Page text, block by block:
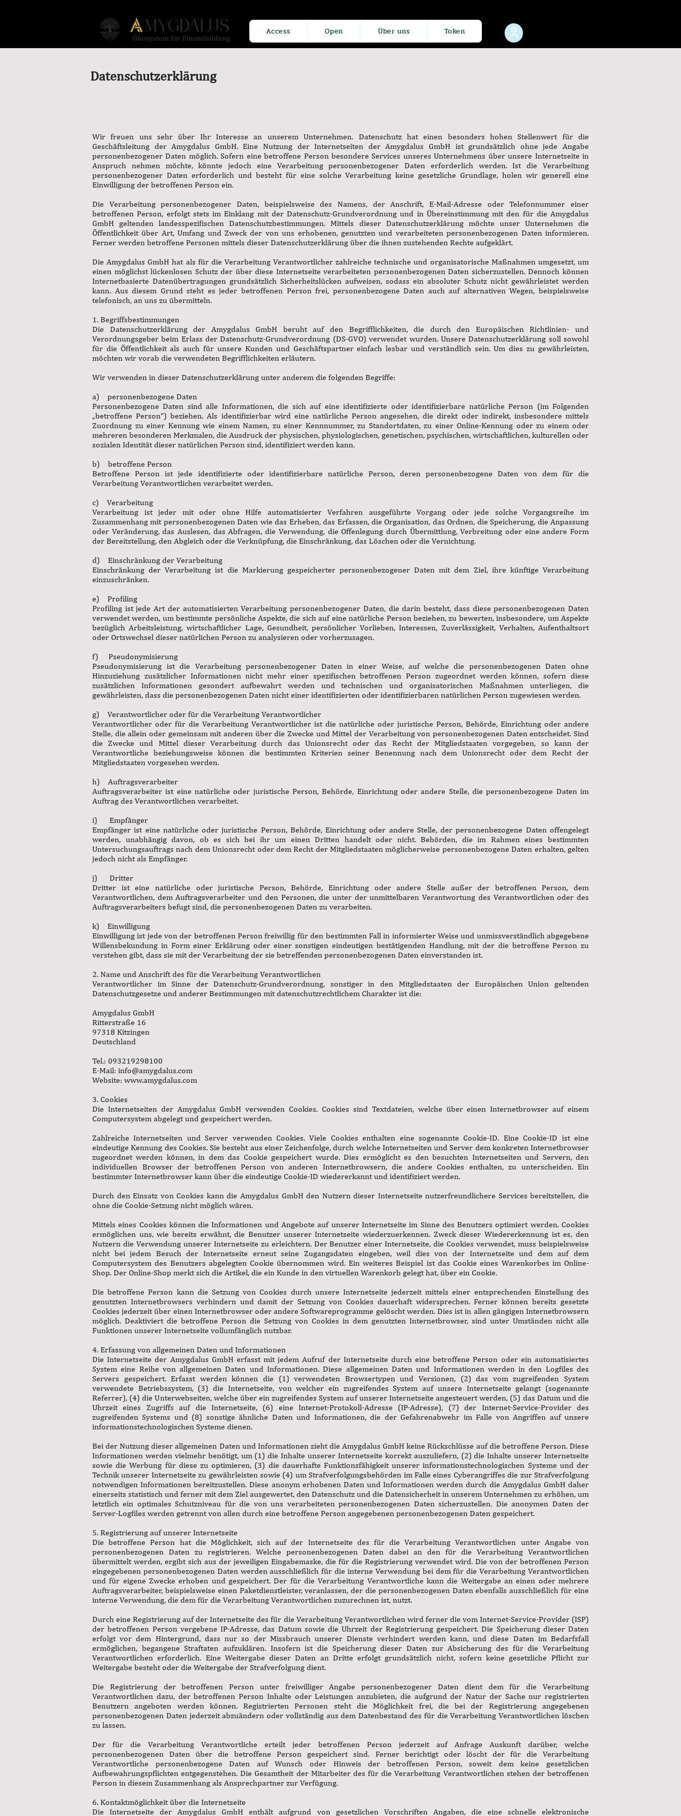
Access Open Über uns Token
Datenschutzerklärung
Wir freuen uns sehr über Ihr Interesse an unserem Unternehmen. Datenschutz hat einen besonders hohen Stellenwert für die
Geschäftsleitung der Amygdalus GmbH. Eine Nutzung der Internetseiten der Amygdalus GmbH ist grundsätzlich ohne jede Angabe
personenbezogener Daten möglich. Sofern eine betroffene Person besondere Services unseres Unternehmens über unsere Internetseite in
Anspruch nehmen möchte, könnte jedoch eine Verarbeitung personenbezogener Daten erforderlich werden. Ist die Verarbeitung
personenbezogener Daten erforderlich und besteht für eine solche Verarbeitung keine gesetzliche Grundlage, holen wir generell eine
Einwilligung der betroffenen Person ein.
Die Verarbeitung personenbezogener Daten, beispielsweise des Namens, der Anschrift, E-Mail-Adresse oder Telefonnummer einer
betroffenen Person, erfolgt stets im Einklang mit der Datenschutz-Grundverordnung und in Übereinstimmung mit den für die Amygdalus
GmbH geltenden landesspezifischen Datenschutzbestimmungen. Mittels dieser Datenschutzerklärung möchte unser Unternehmen die
Öffentlichkeit über Art, Umfang und Zweck der von uns erhobenen, genutzten und verarbeiteten personenbezogenen Daten informieren.
Ferner werden betroffene Personen mittels dieser Datenschutzerklärung über die ihnen zustehenden Rechte aufgeklärt.
Die Amygdalus GmbH hat als für die Verarbeitung Verantwortlicher zahlreiche technische und organisatorische Maßnahmen umgesetzt, um
einen möglichst lückenlosen Schutz der über diese Internetseite verarbeiteten personenbezogenen Daten sicherzustellen. Dennoch können
Internetbasierte Datenübertragungen grundsätzlich Sicherheitslücken aufweisen, sodass ein absoluter Schutz nicht gewährleistet werden
kann. Aus diesem Grund steht es jeder betroffenen Person frei, personenbezogene Daten auch auf alternativen Wegen, beispielsweise
telefonisch, an uns zu übermitteln.
1. Begriffsbestimmungen
Die Datenschutzerklärung der Amygdalus GmbH beruht auf den Begrifflichkeiten, die durch den Europäischen Richtlinien- und
Verordnungsgeber beim Erlass der Datenschutz-Grundverordnung (DS-GVO) verwendet wurden. Unsere Datenschutzerklärung soll sowohl
für die Öffentlichkeit als auch für unsere Kunden und Geschäftspartner einfach lesbar und verständlich sein. Um dies zu gewährleisten,
möchten wir vorab die verwendeten Begrifflichkeiten erläutern.
Wir verwenden in dieser Datenschutzerklärung unter anderem die folgenden Begriffe:
a) personenbezogene Daten
Personenbezogene Daten sind alle Informationen, die sich auf eine identifizierte oder identifizierbare natürliche Person (im Folgenden
„betroffene Person“) beziehen. Als identifizierbar wird eine natürliche Person angesehen, die direkt oder indirekt, insbesondere mittels
Zuordnung zu einer Kennung wie einem Namen, zu einer Kennnummer, zu Standortdaten, zu einer Online-Kennung oder zu einem oder
mehreren besonderen Merkmalen, die Ausdruck der physischen, physiologischen, genetischen, psychischen, wirtschaftlichen, kulturellen oder
sozialen Identität dieser natürlichen Person sind, identifiziert werden kann.
b) betroffene Person
Betroffene Person ist jede identifizierte oder identifizierbare natürliche Person, deren personenbezogene Daten von dem für die
Verarbeitung Verantwortlichen verarbeitet werden.
c) Verarbeitung
Verarbeitung ist jeder mit oder ohne Hilfe automatisierter Verfahren ausgeführte Vorgang oder jede solche Vorgangsreihe im
Zusammenhang mit personenbezogenen Daten wie das Erheben, das Erfassen, die Organisation, das Ordnen, die Speicherung, die Anpassung
oder Veränderung, das Auslesen, das Abfragen, die Verwendung, die Offenlegung durch Übermittlung, Verbreitung oder eine andere Form
der Bereitstellung, den Abgleich oder die Verknüpfung, die Einschränkung, das Löschen oder die Vernichtung.
d) Einschränkung der Verarbeitung
Einschränkung der Verarbeitung ist die Markierung gespeicherter personenbezogener Daten mit dem Ziel, ihre künftige Verarbeitung
einzuschränken.
e) Profiling
Profiling ist jede Art der automatisierten Verarbeitung personenbezogener Daten, die darin besteht, dass diese personenbezogenen Daten
verwendet werden, um bestimmte persönliche Aspekte, die sich auf eine natürliche Person beziehen, zu bewerten, insbesondere, um Aspekte
bezüglich Arbeitsleistung, wirtschaftlicher Lage, Gesundheit, persönlicher Vorlieben, Interessen, Zuverlässigkeit, Verhalten, Aufenthaltsort
oder Ortswechsel dieser natürlichen Person zu analysieren oder vorherzusagen.
f) Pseudonymisierung
Pseudonymisierung ist die Verarbeitung personenbezogener Daten in einer Weise, auf welche die personenbezogenen Daten ohne
Hinzuziehung zusätzlicher Informationen nicht mehr einer spezifischen betroffenen Person zugeordnet werden können, sofern diese
zusätzlichen Informationen gesondert aufbewahrt werden und technischen und organisatorischen Maßnahmen unterliegen, die
gewährleisten, dass die personenbezogenen Daten nicht einer identifizierten oder identifizierbaren natürlichen Person zugewiesen werden.
g) Verantwortlicher oder für die Verarbeitung Verantwortlicher
Verantwortlicher oder für die Verarbeitung Verantwortlicher ist die natürliche oder juristische Person, Behörde, Einrichtung oder andere
Stelle, die allein oder gemeinsam mit anderen über die Zwecke und Mittel der Verarbeitung von personenbezogenen Daten entscheidet. Sind
die Zwecke und Mittel dieser Verarbeitung durch das Unionsrecht oder das Recht der Mitgliedstaaten vorgegeben, so kann der
Verantwortliche beziehungsweise können die bestimmten Kriterien seiner Benennung nach dem Unionsrecht oder dem Recht der
Mitgliedstaaten vorgesehen werden.
h) Auftragsverarbeiter
Auftragsverarbeiter ist eine natürliche oder juristische Person, Behörde, Einrichtung oder andere Stelle, die personenbezogene Daten im
Auftrag des Verantwortlichen verarbeitet.
i) Empfänger
Empfänger ist eine natürliche oder juristische Person, Behörde, Einrichtung oder andere Stelle, der personenbezogene Daten offengelegt
werden, unabhängig davon, ob es sich bei ihr um einen Dritten handelt oder nicht. Behörden, die im Rahmen eines bestimmten
Untersuchungsauftrags nach dem Unionsrecht oder dem Recht der Mitgliedstaaten möglicherweise personenbezogene Daten erhalten, gelten
jedoch nicht als Empfänger.
j) Dritter
Dritter ist eine natürliche oder juristische Person, Behörde, Einrichtung oder andere Stelle außer der betroffenen Person, dem
Verantwortlichen, dem Auftragsverarbeiter und den Personen, die unter der unmittelbaren Verantwortung des Verantwortlichen oder des
Auftragsverarbeiters befugt sind, die personenbezogenen Daten zu verarbeiten.
k) Einwilligung
Einwilligung ist jede von der betroffenen Person freiwillig für den bestimmten Fall in informierter Weise und unmissverständlich abgegebene
Willensbekundung in Form einer Erklärung oder einer sonstigen eindeutigen bestätigenden Handlung, mit der die betroffene Person zu
verstehen gibt, dass sie mit der Verarbeitung der sie betreffenden personenbezogenen Daten einverstanden ist.
2. Name und Anschrift des für die Verarbeitung Verantwortlichen
Verantwortlicher im Sinne der Datenschutz-Grundverordnung, sonstiger in den Mitgliedstaaten der Europäischen Union geltenden
Datenschutzgesetze und anderer Bestimmungen mit datenschutzrechtlichem Charakter ist die:
Amygdalus GmbH
Ritterstraße 16
97318 Kitzingen
Deutschland
Tel.: 093219298100
E-Mail: info@amygdalus.com
Website: www.amygdalus.com
3. Cookies
Die Internetseiten der Amygdalus GmbH verwenden Cookies. Cookies sind Textdateien, welche über einen Internetbrowser auf einem
Computersystem abgelegt und gespeichert werden.
Zahlreiche Internetseiten und Server verwenden Cookies. Viele Cookies enthalten eine sogenannte Cookie-ID. Eine Cookie-ID ist eine
eindeutige Kennung des Cookies. Sie besteht aus einer Zeichenfolge, durch welche Internetseiten und Server dem konkreten Internetbrowser
zugeordnet werden können, in dem das Cookie gespeichert wurde. Dies ermöglicht es den besuchten Internetseiten und Servern, den
individuellen Browser der betroffenen Person von anderen Internetbrowsern, die andere Cookies enthalten, zu unterscheiden. Ein
bestimmter Internetbrowser kann über die eindeutige Cookie-ID wiedererkannt und identifiziert werden.
Durch den Einsatz von Cookies kann die Amygdalus GmbH den Nutzern dieser Internetseite nutzerfreundlichere Services bereitstellen, die
ohne die Cookie-Setzung nicht möglich wären.
Mittels eines Cookies können die Informationen und Angebote auf unserer Internetseite im Sinne des Benutzers optimiert werden. Cookies
ermöglichen uns, wie bereits erwähnt, die Benutzer unserer Internetseite wiederzuerkennen. Zweck dieser Wiedererkennung ist es, den
Nutzern die Verwendung unserer Internetseite zu erleichtern. Der Benutzer einer Internetseite, die Cookies verwendet, muss beispielsweise
nicht bei jedem Besuch der Internetseite erneut seine Zugangsdaten eingeben, weil dies von der Internetseite und dem auf dem
Computersystem des Benutzers abgelegten Cookie übernommen wird. Ein weiteres Beispiel ist das Cookie eines Warenkorbes im Online-
Shop. Der Online-Shop merkt sich die Artikel, die ein Kunde in den virtuellen Warenkorb gelegt hat, über ein Cookie.
Die betroffene Person kann die Setzung von Cookies durch unsere Internetseite jederzeit mittels einer entsprechenden Einstellung des
genutzten Internetbrowsers verhindern und damit der Setzung von Cookies dauerhaft widersprechen. Ferner können bereits gesetzte
Cookies jederzeit über einen Internetbrowser oder andere Softwareprogramme gelöscht werden. Dies ist in allen gängigen Internetbrowsern
möglich. Deaktiviert die betroffene Person die Setzung von Cookies in dem genutzten Internetbrowser, sind unter Umständen nicht alle
Funktionen unserer Internetseite vollumfänglich nutzbar.
4. Erfassung von allgemeinen Daten und Informationen
Die Internetseite der Amygdalus GmbH erfasst mit jedem Aufruf der Internetseite durch eine betroffene Person oder ein automatisiertes
System eine Reihe von allgemeinen Daten und Informationen. Diese allgemeinen Daten und Informationen werden in den Logfiles des
Servers gespeichert. Erfasst werden können die (1) verwendeten Browsertypen und Versionen, (2) das vom zugreifenden System
verwendete Betriebssystem, (3) die Internetseite, von welcher ein zugreifendes System auf unsere Internetseite gelangt (sogenannte
Referrer), (4) die Unterwebseiten, welche über ein zugreifendes System auf unserer Internetseite angesteuert werden, (5) das Datum und die
Uhrzeit eines Zugriffs auf die Internetseite, (6) eine Internet-Protokoll-Adresse (IP-Adresse), (7) der Internet-Service-Provider des
zugreifenden Systems und (8) sonstige ähnliche Daten und Informationen, die der Gefahrenabwehr im Falle von Angriffen auf unsere
informationstechnologischen Systeme dienen.
Bei der Nutzung dieser allgemeinen Daten und Informationen zieht die Amygdalus GmbH keine Rückschlüsse auf die betroffene Person. Diese
Informationen werden vielmehr benötigt, um (1) die Inhalte unserer Internetseite korrekt auszuliefern, (2) die Inhalte unserer Internetseite
sowie die Werbung für diese zu optimieren, (3) die dauerhafte Funktionsfähigkeit unserer informationstechnologischen Systeme und der
Technik unserer Internetseite zu gewährleisten sowie (4) um Strafverfolgungsbehörden im Falle eines Cyberangriffes die zur Strafverfolgung
notwendigen Informationen bereitzustellen. Diese anonym erhobenen Daten und Informationen werden durch die Amygdalus GmbH daher
einerseits statistisch und ferner mit dem Ziel ausgewertet, den Datenschutz und die Datensicherheit in unserem Unternehmen zu erhöhen, um
letztlich ein optimales Schutzniveau für die von uns verarbeiteten personenbezogenen Daten sicherzustellen. Die anonymen Daten der
Server-Logfiles werden getrennt von allen durch eine betroffene Person angegebenen personenbezogenen Daten gespeichert.
5. Registrierung auf unserer Internetseite
Die betroffene Person hat die Möglichkeit, sich auf der Internetseite des für die Verarbeitung Verantwortlichen unter Angabe von
personenbezogenen Daten zu registrieren. Welche personenbezogenen Daten dabei an den für die Verarbeitung Verantwortlichen
übermittelt werden, ergibt sich aus der jeweiligen Eingabemaske, die für die Registrierung verwendet wird. Die von der betroffenen Person
eingegebenen personenbezogenen Daten werden ausschließlich für die interne Verwendung bei dem für die Verarbeitung Verantwortlichen
und für eigene Zwecke erhoben und gespeichert. Der für die Verarbeitung Verantwortliche kann die Weitergabe an einen oder mehrere
Auftragsverarbeiter, beispielsweise einen Paketdienstleister, veranlassen, der die personenbezogenen Daten ebenfalls ausschließlich für eine
interne Verwendung, die dem für die Verarbeitung Verantwortlichen zuzurechnen ist, nutzt.
Durch eine Registrierung auf der Internetseite des für die Verarbeitung Verantwortlichen wird ferner die vom Internet-Service-Provider (ISP)
der betroffenen Person vergebene IP-Adresse, das Datum sowie die Uhrzeit der Registrierung gespeichert. Die Speicherung dieser Daten
erfolgt vor dem Hintergrund, dass nur so der Missbrauch unserer Dienste verhindert werden kann, und diese Daten im Bedarfsfall
ermöglichen, begangene Straftaten aufzuklären. Insofern ist die Speicherung dieser Daten zur Absicherung des für die Verarbeitung
Verantwortlichen erforderlich. Eine Weitergabe dieser Daten an Dritte erfolgt grundsätzlich nicht, sofern keine gesetzliche Pflicht zur
Weitergabe besteht oder die Weitergabe der Strafverfolgung dient.
Die Registrierung der betroffenen Person unter freiwilliger Angabe personenbezogener Daten dient dem für die Verarbeitung
Verantwortlichen dazu, der betroffenen Person Inhalte oder Leistungen anzubieten, die aufgrund der Natur der Sache nur registrierten
Benutzern angeboten werden können. Registrierten Personen steht die Möglichkeit frei, die bei der Registrierung angegebenen
personenbezogenen Daten jederzeit abzuändern oder vollständig aus dem Datenbestand des für die Verarbeitung Verantwortlichen löschen
zu lassen.
Der für die Verarbeitung Verantwortliche erteilt jeder betroffenen Person jederzeit auf Anfrage Auskunft darüber, welche
personenbezogenen Daten über die betroffene Person gespeichert sind. Ferner berichtigt oder löscht der für die Verarbeitung
Verantwortliche personenbezogene Daten auf Wunsch oder Hinweis der betroffenen Person, soweit dem keine gesetzlichen
Aufbewahrungspflichten entgegenstehen. Die Gesamtheit der Mitarbeiter des für die Verarbeitung Verantwortlichen stehen der betroffenen
Person in diesem Zusammenhang als Ansprechpartner zur Verfügung.
6. Kontaktmöglichkeit über die Internetseite
Die Internetseite der Amygdalus GmbH enthält aufgrund von gesetzlichen Vorschriften Angaben, die eine schnelle elektronische